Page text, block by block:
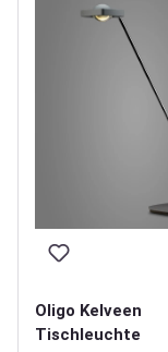
Oligo Kelveen
Tischleuchte